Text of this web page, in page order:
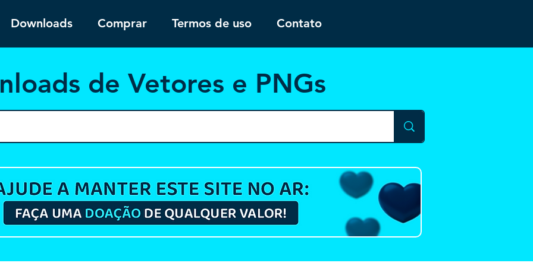
Downloads Comprar Termos de uso Contato
ds de Vetores e PNGs